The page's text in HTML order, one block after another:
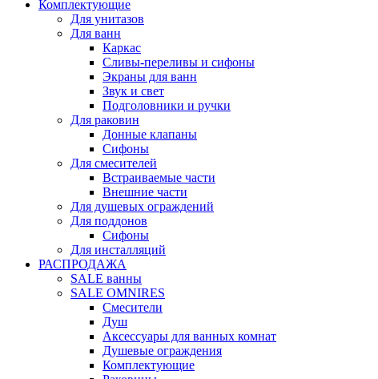
Комплектующие
Для унитазов
Для ванн
Каркас
Сливы-переливы и сифоны
Экраны для ванн
Звук и свет
Подголовники и ручки
Для раковин
Донные клапаны
Сифоны
Для смесителей
Встраиваемые части
Внешние части
Для душевых ограждений
Для поддонов
Сифоны
Для инсталляций
РАСПРОДАЖА
SALE ванны
SALE OMNIRES
Смесители
Душ
Аксессуары для ванных комнат
Душевые ограждения
Комплектующие